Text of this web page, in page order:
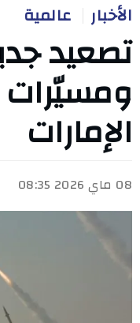
الأخبار عالمية
تصعيد
الإمارات
08 ماي 2026 08:35